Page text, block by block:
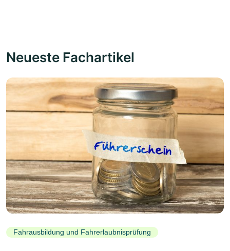
Neueste Fachartikel
Fahrausbildung und Fahrerlaubnisprüfung